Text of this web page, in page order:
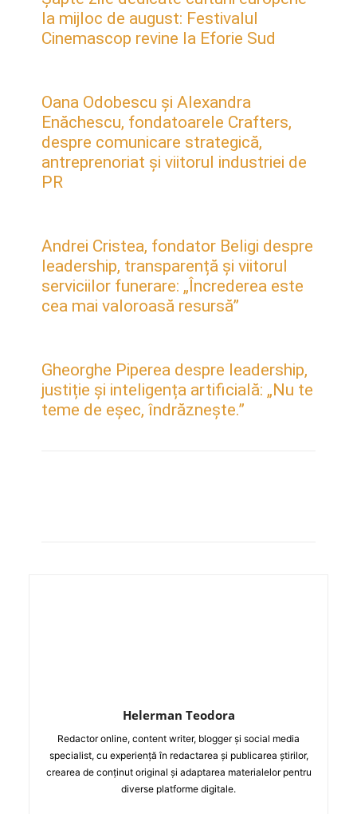
la mijloc de august: Festivalul
Cinemascop revine la Eforie Sud
Oana Odobescu și Alexandra
Enăchescu, fondatoarele Crafters,
despre comunicare strategică,
antreprenoriat și viitorul industriei de
PR
Andrei Cristea, fondator Beligi despre
leadership, transparență și viitorul
serviciilor funerare: „Încrederea este
cea mai valoroasă resursă”
Gheorghe Piperea despre leadership,
justiție și inteligența artificială: „Nu te
teme de eșec, îndrăznește.”
Helerman Teodora
Redactor online, content writer, blogger și social media
specialist, cu experiență în redactarea și publicarea știrilor,
crearea de conținut original și adaptarea materialelor pentru
diverse platforme digitale.